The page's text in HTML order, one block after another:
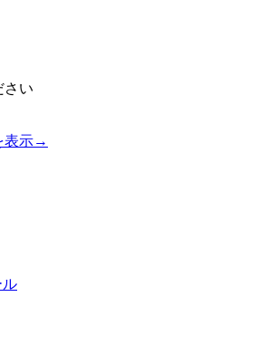
さい
表示→
ル